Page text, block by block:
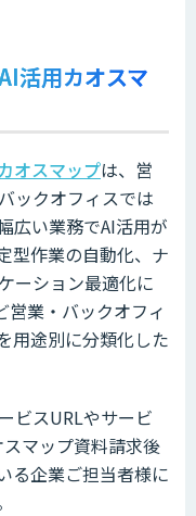
活用カオスマ
オスマップは、営
ックオフィスでは
広い業務でAI活用が
型作業の自動化、ナ
ーション最適化に
営業・バックオフィ
用途別に分類化した
ビスURLやサービ
マップ資料請求後
る企業ご担当者様に